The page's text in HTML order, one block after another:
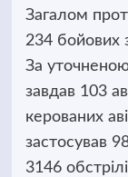
Загалом
234 бойових
За
завдав 103
керованих
застосував
3146